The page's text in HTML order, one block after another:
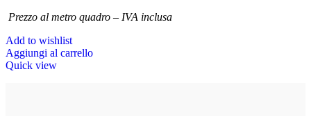
Prezzo al metro quadro – IVA inclusa
Add to wishlist
Aggiungi al carrello
Quick view